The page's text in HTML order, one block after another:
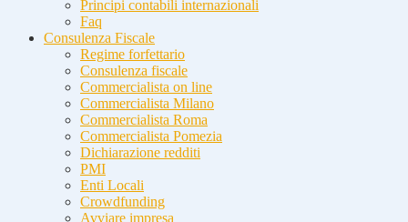
Principi contabili internazionali
Faq
Consulenza Fiscale
Regime forfettario
Consulenza fiscale
Commercialista on line
Commercialista Milano
Commercialista Roma
Commercialista Pomezia
Dichiarazione redditi
PMI
Enti Locali
Crowdfunding
Avviare impresa